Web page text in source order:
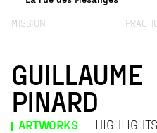
MISSION
GUILLAUME
PINARD
ARTWORKS HIGHLIGHTS